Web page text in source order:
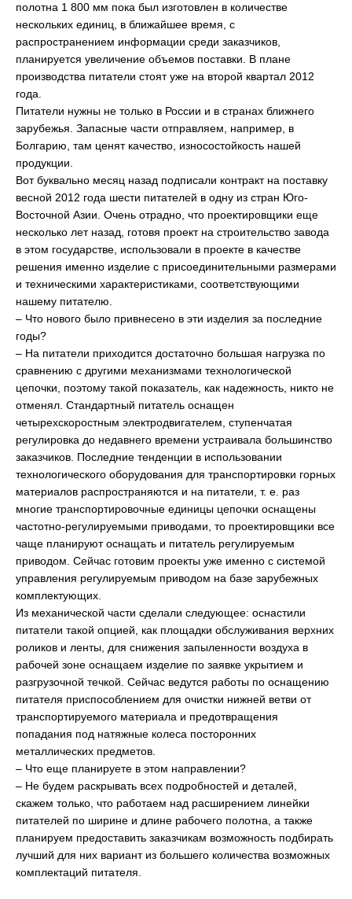
полотна 1 800 мм пока был изготовлен в количестве
нескольких единиц, в ближайшее время, с
распространением информации среди заказчиков,
планируется увеличение объемов поставки. В плане
производства питатели стоят уже на второй квартал 2012
года.
Питатели нужны не только в России и в странах ближнего
зарубежья. Запасные части отправляем, например, в
Болгарию, там ценят качество, износостойкость нашей
продукции.
Вот буквально месяц назад подписали контракт на поставку
весной 2012 года шести питателей в одну из стран Юго-
Восточной Азии. Очень отрадно, что проектировщики еще
несколько лет назад, готовя проект на строительство завода
в этом государстве, использовали в проекте в качестве
решения именно изделие с присоединительными размерами
и техническими характеристиками, соответствующими
нашему питателю.
– Что нового было привнесено в эти изделия за последние
годы?
– На питатели приходится достаточно большая нагрузка по
сравнению с другими механизмами технологической
цепочки, поэтому такой показатель, как надежность, никто не
отменял. Стандартный питатель оснащен
четырехскоростным электродвигателем, ступенчатая
регулировка до недавнего времени устраивала большинство
заказчиков. Последние тенденции в использовании
технологического оборудования для транспортировки горных
материалов распространяются и на питатели, т. е. раз
многие транспортировочные единицы цепочки оснащены
частотно-регулируемыми приводами, то проектировщики все
чаще планируют оснащать и питатель регулируемым
приводом. Сейчас готовим проекты уже именно с системой
управления регулируемым приводом на базе зарубежных
комплектующих.
Из механической части сделали следующее: оснастили
питатели такой опцией, как площадки обслуживания верхних
роликов и ленты, для снижения запыленности воздуха в
рабочей зоне оснащаем изделие по заявке укрытием и
разгрузочной течкой. Сейчас ведутся работы по оснащению
питателя приспособлением для очистки нижней ветви от
транспортируемого материала и предотвращения
попадания под натяжные колеса посторонних
металлических предметов.
– Что еще планируете в этом направлении?
– Не будем раскрывать всех подробностей и деталей,
скажем только, что работаем над расширением линейки
питателей по ширине и длине рабочего полотна, а также
планируем предоставить заказчикам возможность подбирать
лучший для них вариант из большего количества возможных
комплектаций питателя.